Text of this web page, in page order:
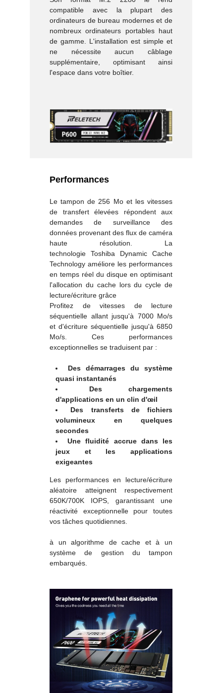
compatible avec la plupart des
ordinateurs de bureau modernes et de
nombreux ordinateurs portables haut
de gamme. L'installation est simple et
ne nécessite aucun câblage
supplémentaire, optimisant ainsi
l'espace dans votre boîtier.
Performances
Le tampon de 256 Mo et les vitesses
de transfert élevées répondent aux
demandes de surveillance des
données provenant des flux de caméra
haute résolution. La
technologie Toshiba Dynamic Cache
Technology améliore les performances
en temps réel du disque en optimisant
l'allocation du cache lors du cycle de
lecture/écriture grâce
Profitez de vitesses de lecture
séquentielle allant jusqu'à 7000 Mo/s
et d'écriture séquentielle jusqu'à 6850
Mo/s. Ces performances
exceptionnelles se traduisent par :
Des démarrages du système
quasi instantanés
Des chargements
d'applications en un clin d'œil
Des transferts de fichiers
volumineux en quelques
secondes
Une fluidité accrue dans les
jeux et les applications
exigeantes
Les performances en lecture/écriture
aléatoire atteignent respectivement
650K/700K IOPS, garantissant une
réactivité exceptionnelle pour toutes
vos tâches quotidiennes.
à un algorithme de cache et à un
système de gestion du tampon
embarqués.